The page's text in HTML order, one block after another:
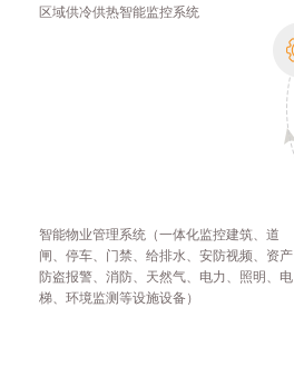
智能物业管理系统（一体化监控建筑、道
闸、停车、门禁、给排水、安防视频、资产
防盗报警、消防、天然气、电力、照明、电
梯、环境监测等设施设备）
区域供冷供热智能监控系统